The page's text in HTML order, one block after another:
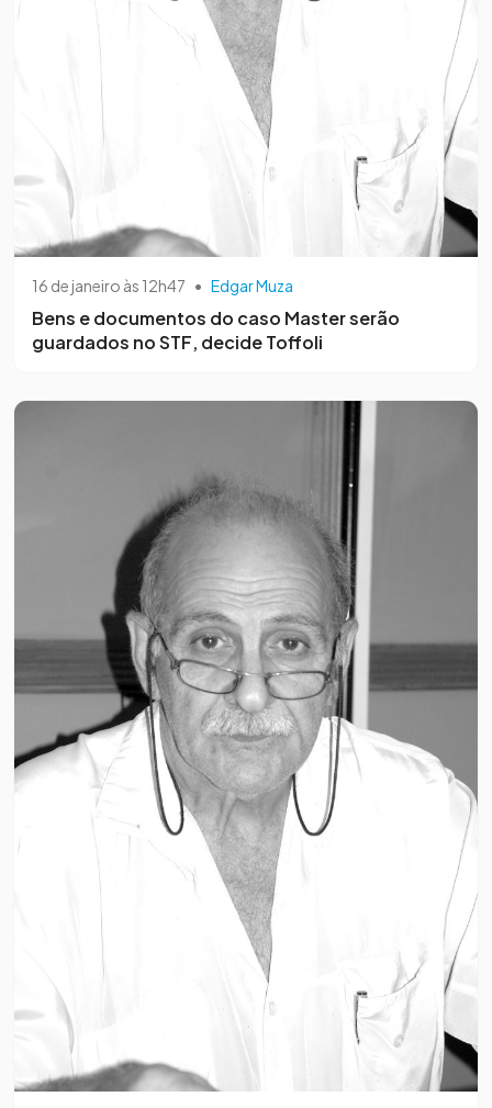
16 de janeiro às 12h47 • Edgar Muza
Bens e documentos do caso Master serão
guardados no STF, decide Toffoli